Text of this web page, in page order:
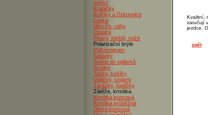
svítící
Krabičky
Kufříky a řízkovnice
Lanka
Mincíře, váhy
Ostatní
Peany, kleště, nože
Polarizační brýle
PVA program
Splávky
Světla do splávků
Svítilny
Tašky, košíky
Vidličky, stojany
Zarážky, hadičky
Zátěže, krmítka
Krmítka koncová
Krmítka průběžná
Olova koncová
Kvalitní,
zaručují
jezdce.
zpět